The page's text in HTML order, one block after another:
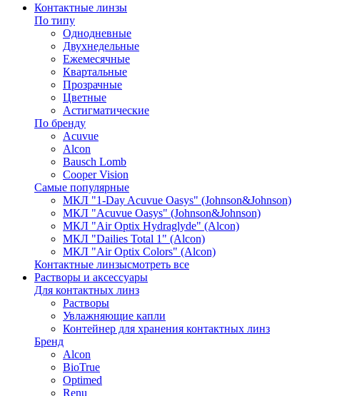
Контактные линзы
По типу
Однодневные
Двухнедельные
Ежемесячные
Квартальные
Прозрачные
Цветные
Астигматические
По бренду
Acuvue
Alcon
Bausch Lomb
Cooper Vision
Самые популярные
МКЛ "1-Day Acuvue Oasys" (Johnson&Johnson)
МКЛ "Acuvue Oasys" (Johnson&Johnson)
МКЛ "Air Optix Hydraglyde" (Alcon)
МКЛ "Dailies Total 1" (Alcon)
МКЛ "Air Optix Colors" (Alcon)
Контактные линзысмотреть все
Растворы и аксессуары
Для контактных линз
Растворы
Увлажняющие капли
Контейнер для хранения контактных линз
Бренд
Alcon
BioTrue
Optimed
Renu